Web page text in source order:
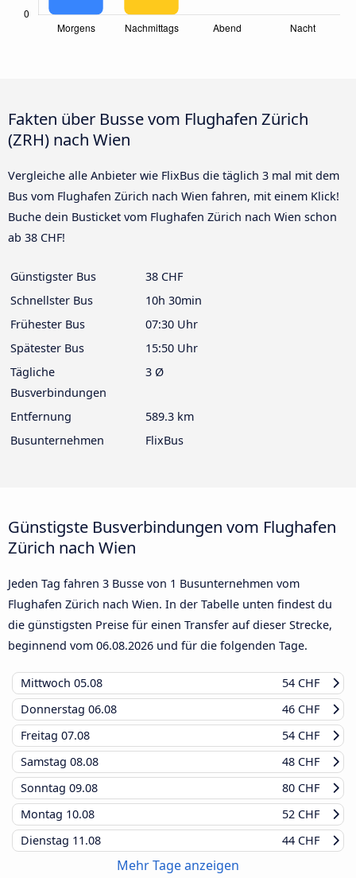
Fakten über Busse vom Flughafen Zürich
(ZRH) nach Wien
Vergleiche alle Anbieter wie FlixBus die täglich 3 mal mit dem
Bus vom Flughafen Zürich nach Wien fahren, mit einem Klick!
Buche dein Busticket vom Flughafen Zürich nach Wien schon
ab 38 CHF!
Günstigster Bus
38 CHF
Schnellster Bus
10h 30min
Frühester Bus
07:30 Uhr
Spätester Bus
15:50 Uhr
Tägliche
Busverbindungen
3 Ø
Entfernung
589.3 km
Busunternehmen
FlixBus
Günstigste Busverbindungen vom Flughafen
Zürich nach Wien
Jeden Tag fahren 3 Busse von 1 Busunternehmen vom
Flughafen Zürich nach Wien. In der Tabelle unten findest du
die günstigsten Preise für einen Transfer auf dieser Strecke,
beginnend vom 06.08.2026 und für die folgenden Tage.
Mittwoch 05.08
54 CHF
Donnerstag 06.08
46 CHF
Freitag 07.08
54 CHF
Samstag 08.08
48 CHF
Sonntag 09.08
80 CHF
Montag 10.08
52 CHF
Dienstag 11.08 44 CHF
Mehr Tage anzeigen